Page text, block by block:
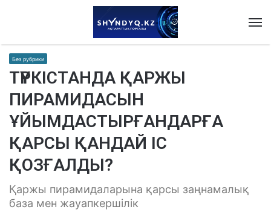
Без рубрики
ТҮРКІСТАНДА ҚАРЖЫ
ПИРАМИДАСЫН
ҰЙЫМДАСТЫРҒАНДАРҒА
ҚАРСЫ ҚАНДАЙ ІС
ҚОЗҒАЛДЫ?
Қаржы пирамидаларына қарсы заңнамалық
база мен жауапкершілік